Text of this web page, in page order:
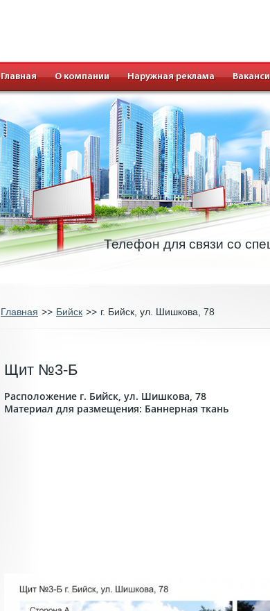
Главная О компании Наружная реклама
Телефон для связи со
Главная >> Бийск >> г. Бийск, ул. Шишкова, 78
Щит №3-Б
Расположение г. Бийск, ул. Шишкова, 78
Материал для размещения: Баннерная ткань